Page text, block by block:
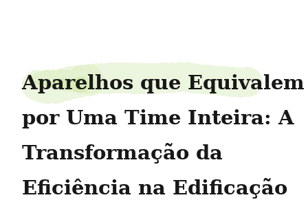
Aparelhos que Equivalem
por Uma Time Inteira: A
Transformação da
Eficiência na Edificação